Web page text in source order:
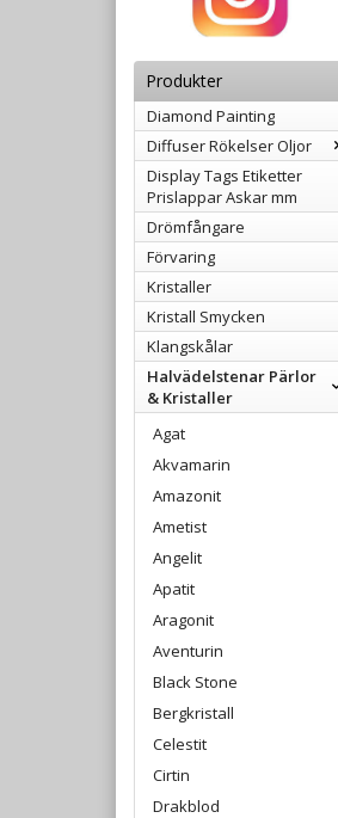
Produkter
Diamond Painting
Diffuser Rökelser Oljor
Display Tags Etiketter
Prislappar Askar mm
Drömfångare
Förvaring
Kristaller
Kristall Smycken
Klangskålar
Halvädelstenar Pärlor
& Kristaller
Agat
Akvamarin
Amazonit
Ametist
Angelit
Apatit
Aragonit
Aventurin
Black Stone
Bergkristall
Celestit
Cirtin
Drakblod